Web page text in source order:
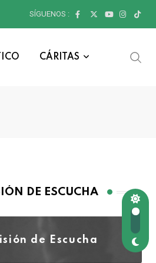
SÍGUENOS :
CÁRITAS
DE ESCUCHA
de Escucha